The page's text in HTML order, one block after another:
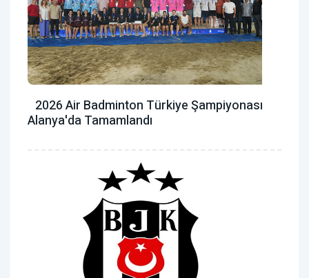
2026 Air Badminton Türkiye Şampiyonası
Alanya'da Tamamlandı